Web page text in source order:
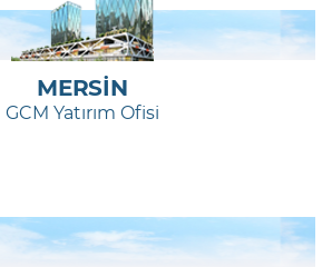
MERSİN
GCM Yatırım Ofisi